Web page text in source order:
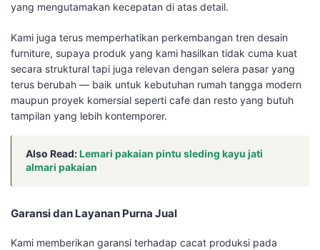
yang mengutamakan kecepatan di atas detail.
Kami juga terus memperhatikan perkembangan tren desain
furniture, supaya produk yang kami hasilkan tidak cuma kuat
secara struktural tapi juga relevan dengan selera pasar yang
terus berubah — baik untuk kebutuhan rumah tangga modern
maupun proyek komersial seperti cafe dan resto yang butuh
tampilan yang lebih kontemporer.
Also Read:Lemari pakaian pintu sleding kayu jati
almari pakaian
Garansi dan Layanan Purna Jual
Kami memberikan garansi terhadap cacat produksi pada